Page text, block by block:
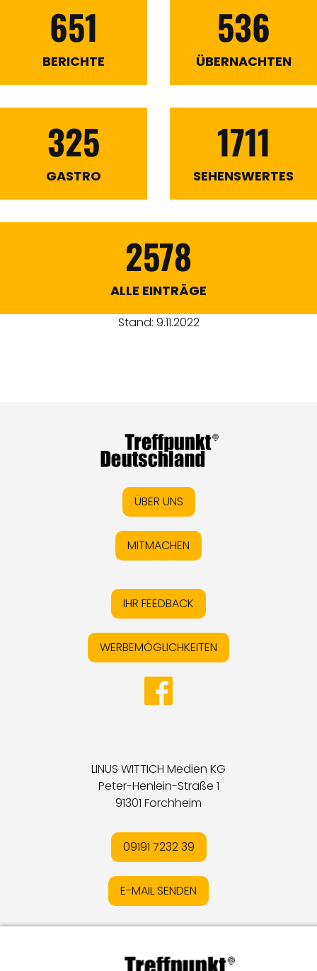
651
BERICHTE
536
ÜBERNACHTEN
325
GASTRO
1711
SEHENSWERTES
2578
ALLE EINTRÄGE
Stand: 9.11.2022
ÜBER UNS
MITMACHEN
IHR FEEDBACK
WERBEMÖGLICHKEITEN
LINUS WITTICH Medien KG
Peter-Henlein-Straße 1
91301 Forchheim
09191 7232 39
E-MAIL SENDEN
Datenschutz IOnline-Streitschlichtung